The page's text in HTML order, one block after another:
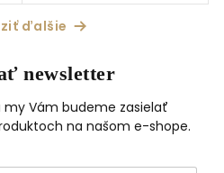
• zima • jar • 100 ml
ďalšie
newsletter
Vám budeme zasielať
na našom e-shope.